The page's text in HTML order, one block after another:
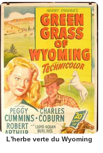
L'herbe verte du Wyoming